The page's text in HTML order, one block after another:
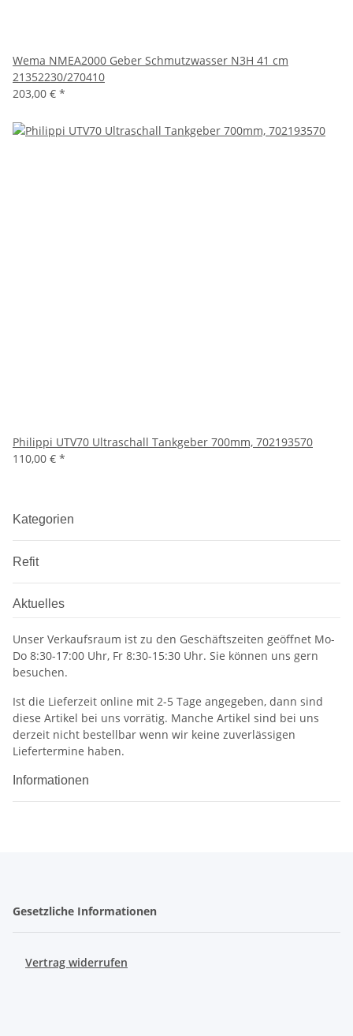
Wema NMEA2000 Geber Schmutzwasser N3H 41 cm
21352230/270410
203,00 € *
Philippi UTV70 Ultraschall Tankgeber 700mm, 702193570
110,00 € *
Kategorien
Refit
Aktuelles
Unser Verkaufsraum ist zu den Geschäftszeiten geöffnet Mo-
Do 8:30-17:00 Uhr, Fr 8:30-15:30 Uhr. Sie können uns gern
besuchen.
Ist die Lieferzeit online mit 2-5 Tage angegeben, dann sind
diese Artikel bei uns vorrätig. Manche Artikel sind bei uns
derzeit nicht bestellbar wenn wir keine zuverlässigen
Liefertermine haben.
Informationen
Gesetzliche Informationen
Vertrag widerrufen